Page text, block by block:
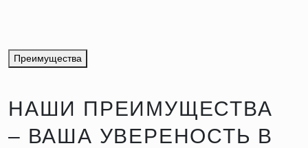
Преимущества
НАШИ ПРЕИМУЩЕСТВА
– ВАША УВЕРЕНОСТЬ В